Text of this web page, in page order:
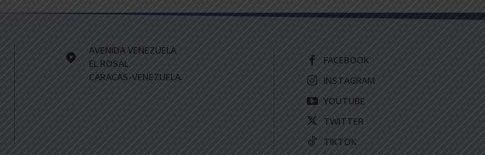
AVENIDA VENEZUELA
EL ROSAL.
CARACAS-VENEZUELA.
FACEBOOK
INSTAGRAM
YOUTUBE
TWITTER
TIKTOK